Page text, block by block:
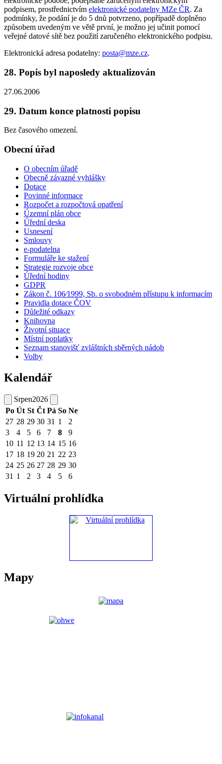
podpisem, prostřednictvím elektronické podatelny MZe ČR. Za
podmínky, že podání je do 5 dnů potvrzeno, popřípadě doplněno
způsobem uvedeným ve větě první, je možno jej učinit pomocí
veřejné datové sítě bez použití zaručeného elektronického podpisu.
Elektronická adresa podatelny: posta@mze.cz.
28. Popis byl naposledy aktualizován
27.06.2006
29. Datum konce platnosti popisu
Bez časového omezení.
Obecní úřad
O obecním úřadě
Obecně závazné vyhlášky
Dotace
Povinné informace
Rozpočet a rozpočtová opatření
Územní plán obce
Úřední deska
Usnesení
Smlouvy
e-podatelna
Formuláře ke stažení
Strategie rozvoje obce
Úřední hodiny
GDPR
Zákon č. 106⁄1999, Sb. o svobodném přístupu k informacím
Pravidla dotace ČOV
Důležité odkazy
Knihovna
Životní situace
Místní poplatky
Seznam stanovišť zvláštních sběrných nádob
Volby
Kalendář
Srpen2026
Po Út St Čt Pá So Ne
27 28 29 30 31 1
2
3
4 5 6 7 8
9
10 11 12 13 14 15 16
17 18 19 20 21 22 23
24 25 26 27 28 29 30
31 1 2 3 4 5 6
Virtuální prohlídka
Mapy